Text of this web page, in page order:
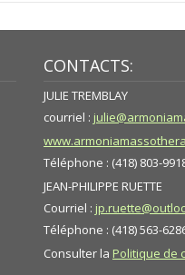
CONTACTS:
JULIE TREMBLAY
courriel :
Téléphone : (418) 803-
JEAN-PHILIPPE RUETTE
Courriel :
Téléphone : (418) 563-
Consulter la Politique de